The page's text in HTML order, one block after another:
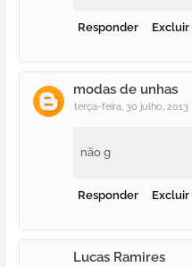
Responder Excluir
modas de unhas
terça-feira, 30 julho, 2013
não g
Responder Excluir
Lucas Ramires